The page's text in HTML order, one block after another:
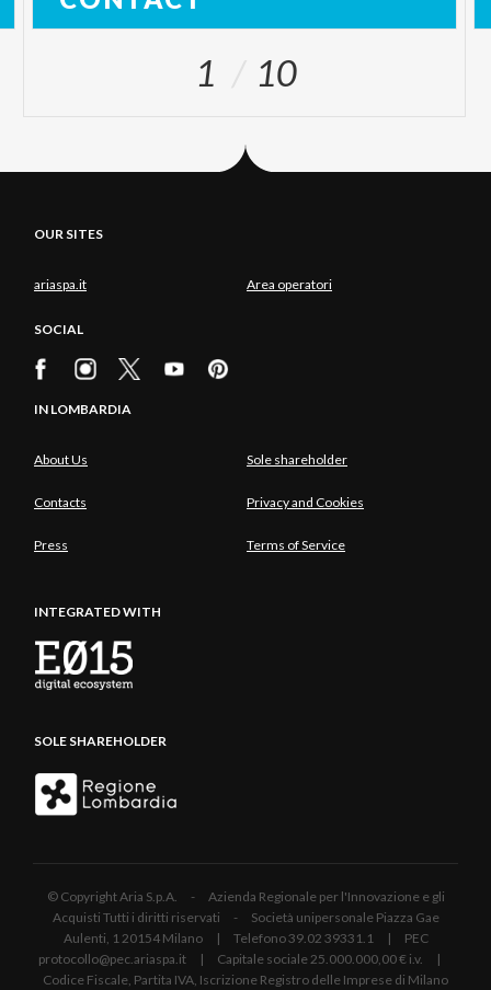
1 10
OUR SITES
ariaspa.it Area operatori
SOCIAL
IN LOMBARDIA
About Us Sole shareholder
Contacts Privacy and Cookies
Press Terms of Service
INTEGRATED WITH
SOLE SHAREHOLDER
© Copyright Aria S.p.A. - Azienda Regionale per l'Innovazione e gli
Acquisti Tutti i diritti riservati - Società unipersonale Piazza Gae
Aulenti, 1 20154 Milano | Telefono 39.02 39331.1 | PEC
protocollo@pec.ariaspa.it | Capitale sociale 25.000.000,00 € i.v. |
Codice Fiscale, Partita IVA, Iscrizione Registro delle Imprese di Milano